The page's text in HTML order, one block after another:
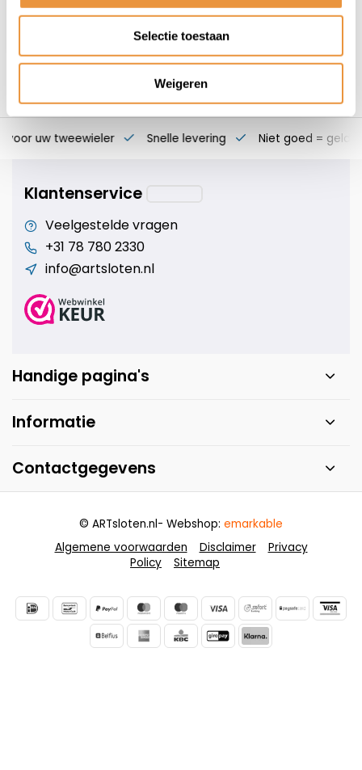
Selectie toestaan
Weigeren
voor uw tweewieler Snelle levering Niet goed = geld
Klantenservice
Veelgestelde vragen
+31 78 780 2330
info@artsloten.nl
Handige pagina's
Informatie
Contactgegevens
Algemene voorwaarden Disclaimer
Privacy
Policy
Sitemap
© ARTsloten.nl- Webshop: emarkable